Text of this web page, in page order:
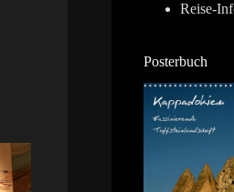
Reise-
Posterbuch